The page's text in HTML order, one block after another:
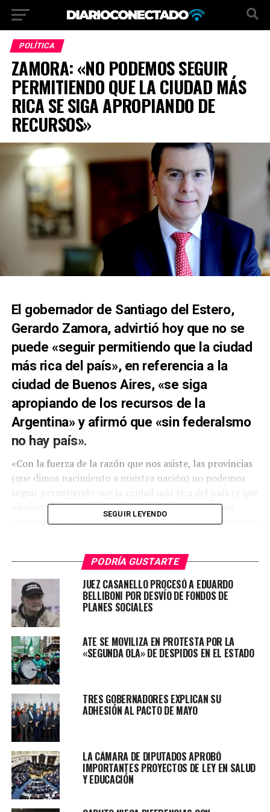
POLÍTICA
ZAMORA: «NO PODEMOS SEGUIR
PERMITIENDO QUE LA CIUDAD MÁS
RICA SE SIGA APROPIANDO DE
RECURSOS»
El gobernador de Santiago del Estero,
Gerardo Zamora, advirtió hoy que no se
puede «seguir permitiendo que la ciudad
más rica del país», en referencia a la
ciudad de Buenos Aires, «se siga
apropiando de los recursos de la
Argentina» y afirmó que «sin federalsmo
no hay país».
«Con la fuerza de la razón que nos asiste, las provincias
(que dimos nacimiento a nuestra nación) no podemos
además no produce nada) se siga apropiando de los
recursos del resto de la Argentina!!», publicó Zamora en
El mandatario provincial compartió una publicación
periodística que da cuenta de que los gobernadores
Gustavo Sáenz (Salta); Arabela Carreras (Río Negro);
Omar Gutiérrez (Neuquén) y Oscar Herrera Ahuad
(Misiones) cuestionaron el fallo de la Corte Suprema de
Justicia que dispuso que el Gobierno destinara el 2,95%
del volumen de impuestos coparticipables a la Ciudad de
Buenos Aires.
Los cuatro mandatarios -que no participaron de la
reunión que el presidente Alberto Fernández mantuvo
ayer con gobernadores en Casa de Gobierno- se
expresaron en las últimas horas a través de un
comunicado conjunto.
«Las y los gobernadores de la República Argentina que
SEGUIR LEYENDO
PODRÍA GUSTARTE
JUEZ CASANELLO PROCESÓ A EDUARDO
BELLIBONI POR DESVÍO DE FONDOS DE
PLANES SOCIALES
ATE SE MOVILIZA EN PROTESTA POR LA
«SEGUNDA OLA» DE DESPIDOS EN EL ESTADO
TRES GOBERNADORES EXPLICAN SU
ADHESIÓN AL PACTO DE MAYO
LA CÁMARA DE DIPUTADOS APROBÓ
IMPORTANTES PROYECTOS DE LEY EN SALUD
Y EDUCACIÓN